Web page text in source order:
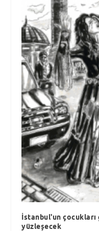
İstanbul'un çocukları
yüzleşecek